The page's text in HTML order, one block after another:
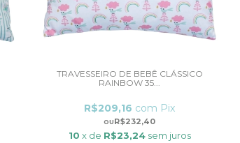
TRAVESSEIRO DE BEBÊ CLÁSSICO
RAINBOW 35...
R$232,40
R$209,16 com Pix
10 x de R$23,24 sem juros